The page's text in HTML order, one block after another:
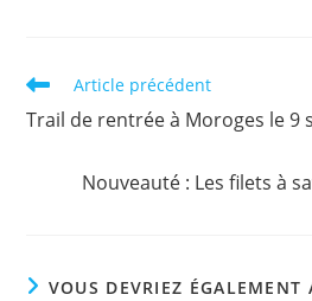
Read
more
articles
Article précédent
Trail de rentrée à Moroges le 9
Nouveauté : Les filets à
VOUS DEVRIEZ ÉGALEMENT